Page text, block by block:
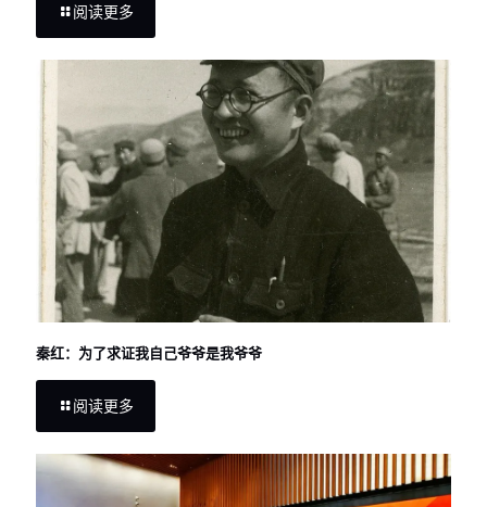
阅读更多
秦红：为了求证我自己爷爷是我爷爷
阅读更多